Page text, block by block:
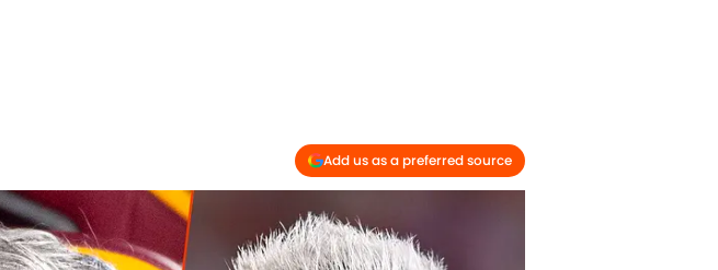
Add us as a preferred source